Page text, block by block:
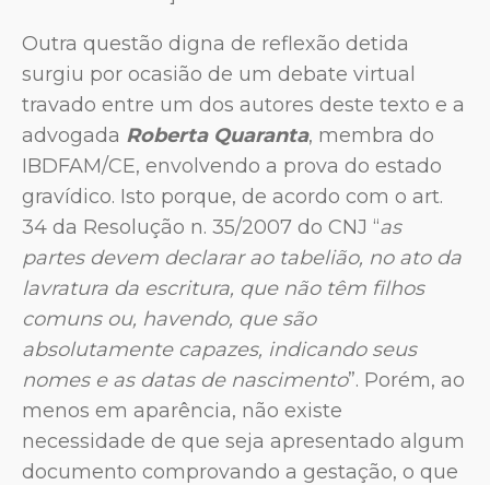
Outra questão digna de reflexão detida
surgiu por ocasião de um debate virtual
travado entre um dos autores deste texto e a
advogada Roberta Quaranta, membra do
IBDFAM/CE, envolvendo a prova do estado
gravídico. Isto porque, de acordo com o art.
34 da Resolução n. 35/2007 do CNJ “as
partes devem declarar ao tabelião, no ato da
lavratura da escritura, que não têm filhos
comuns ou, havendo, que são
absolutamente capazes, indicando seus
nomes e as datas de nascimento”. Porém, ao
menos em aparência, não existe
necessidade de que seja apresentado algum
documento comprovando a gestação, o que